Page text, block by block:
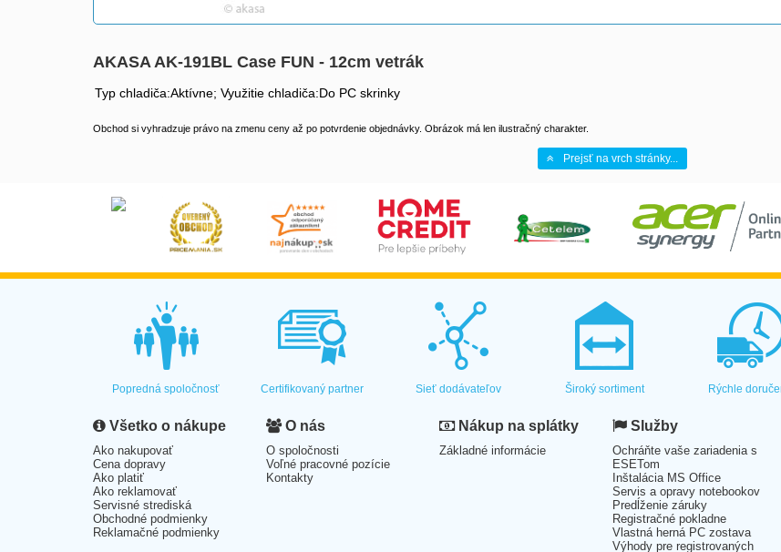
AKASA AK-191BL Case FUN - 12cm vetrák
Typ chladiča:Aktívne; Využitie chladiča:Do PC skrinky
Obchod si vyhradzuje právo na zmenu ceny až po potvrdenie objednávky. Obrázok má len ilustračný charakter.
Prejsť na vrch stránky...
Popredná spoločnosť Certifikovaný partner Sieť dodávateľov Široký sortiment Rýchle
Všetko o nákupe
Ako nakupovať
Cena dopravy
Ako platiť
Ako reklamovať
Servisné strediská
Obchodné podmienky
Reklamačné podmienky
O nás
O spoločnosti
Voľné pracovné pozície
Kontakty
Nákup na splátky
Základné informácie
Služby
Ochráňte vaše zariadenia s
ESETom
Inštalácia MS Office
Servis a opravy notebookov
Predĺženie záruky
Registračné pokladne
Vlastná herná PC zostava
Výhody pre registrovaných